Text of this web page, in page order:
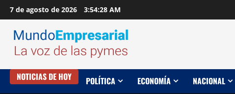
Saltar
al
contenido
7 de agosto de 2026 3:54:29 AM
NOTICIAS DE HOY POLÍTICA ECONOMÍA NACIONAL